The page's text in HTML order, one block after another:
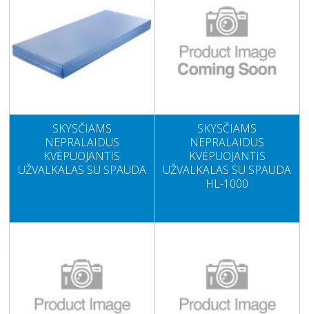
SKYSČIAMS
NEPRALAIDUS
KVĖPUOJANTIS
UŽVALKALAS SU SPAUDA
SKYSČIAMS
NEPRALAIDUS
KVĖPUOJANTIS
UŽVALKALAS SU SPAUDA
HL-1000